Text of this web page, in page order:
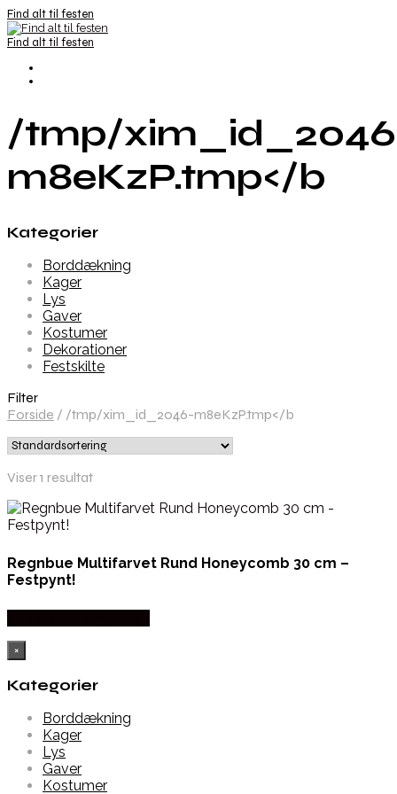
Find alt til festen
Find alt til festen
/tmp/
m8eKzP.tmp</b
Kategorier
Borddækning
Kager
Lys
Gaver
Kostumer
Dekorationer
Festskilte
Filter
Forside / /tmp/xim_id_2046-m8eKzP.tmp</b
Viser 1 resultat
Regnbue Multifarvet Rund Honeycomb 30 cm –
Festpynt!
×
Kategorier
Borddækning
Kager
Lys
Gaver
Kostumer